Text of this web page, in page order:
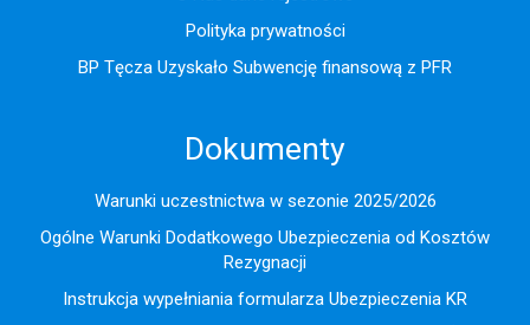
Polityka prywatności
BP Tęcza Uzyskało Subwencję finansową z PFR
Dokumenty
Warunki uczestnictwa w sezonie 2025/2026
Ogólne Warunki Dodatkowego Ubezpieczenia od Kosztów
Rezygnacji
Instrukcja wypełniania formularza Ubezpieczenia KR